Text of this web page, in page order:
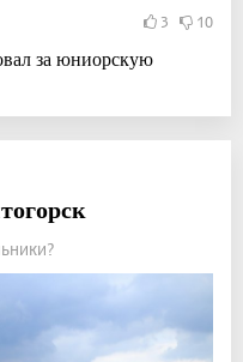
3 10
за юниорскую